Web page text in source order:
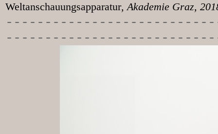
Weltanschauungsapparatur, Akademie Graz,
-----------